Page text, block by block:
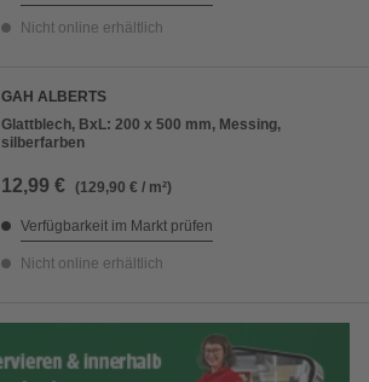
Nicht online erhältlich
GAH ALBERTS
Glattblech, BxL: 200 x 500 mm, Messing,
silberfarben
12,99 € (129,90 € / m²)
Verfügbarkeit im Markt prüfen
Nicht online erhältlich